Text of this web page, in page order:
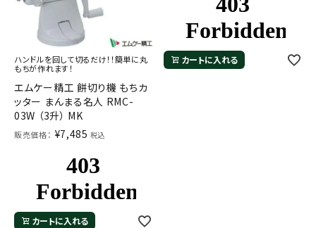
ハンドルを回して切るだけ！！簡単に丸
もちが作れます！
エムケー精工 餅切り機 もちカ
ッター まんまる名人 RMC-
03W （3升） MK
販売価格： ¥7,485 税込
カートに入れる
カートに入れる